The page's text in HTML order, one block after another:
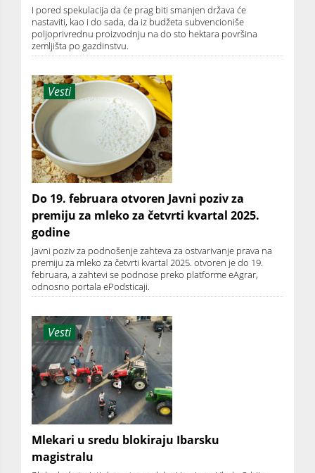
I pored spekulacija da će prag biti smanjen država će
nastaviti, kao i do sada, da iz budžeta subvencioniše
poljoprivrednu proizvodnju na do sto hektara površina
zemljišta po gazdinstvu.
Vesti
Do 19. februara otvoren Javni poziv za
premiju za mleko za četvrti kvartal 2025.
godine
Javni poziv za podnošenje zahteva za ostvarivanje prava na
premiju za mleko za četvrti kvartal 2025. otvoren je do 19.
februara, a zahtevi se podnose preko platforme eAgrar,
odnosno portala ePodsticaji.
Vesti
Mlekari u sredu blokiraju Ibarsku
magistralu